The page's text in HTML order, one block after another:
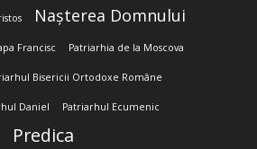
Nașterea Domnului
Francisc Patriarhia de la Moscova
Bisericii Ortodoxe Române
Daniel Patriarhul Ecumenic
Predica